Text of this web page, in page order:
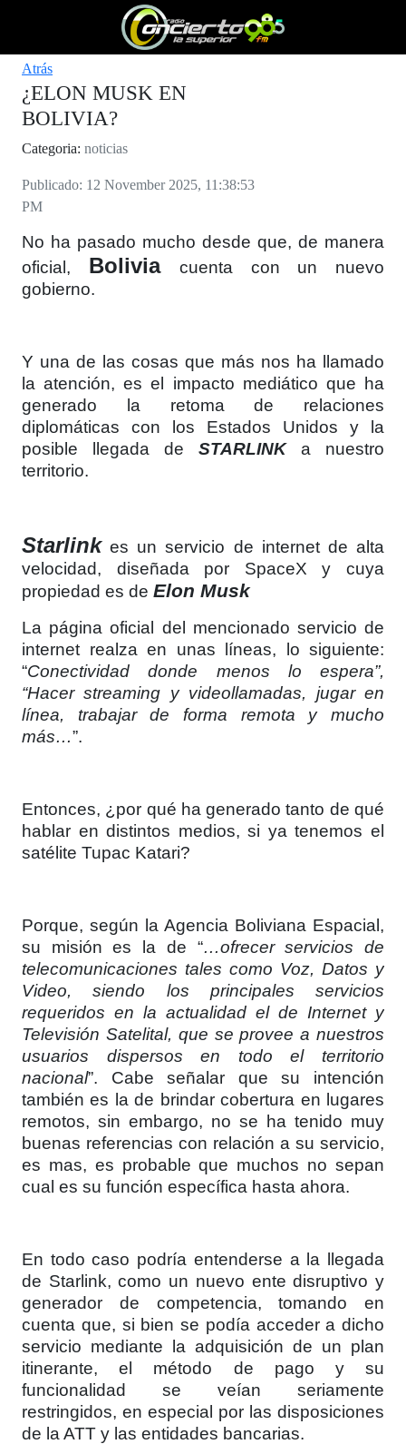
Atrás
¿ELON MUSK EN
BOLIVIA?
Categoria: noticias
Publicado: 12 November 2025, 11:38:53
PM
No ha pasado mucho desde que, de manera
oficial, Bolivia
cuenta con un nuevo
gobierno.
Y una de las cosas que más nos ha llamado
la atención, es el impacto mediático que ha
generado la retoma de relaciones
diplomáticas con los Estados Unidos y la
posible llegada de STARLINKa nuestro
territorio.
Starlinkes un servicio de internet de alta
velocidad, diseñada por SpaceX y cuya
propiedad es de Elon Musk
La página oficial del mencionado servicio de
internet realza en unas líneas, lo siguiente:
“Conectividad donde menos lo espera”,
“Hacer streaming y videollamadas, jugar en
línea, trabajar de forma remota y mucho
más…”.
Entonces, ¿por qué ha generado tanto de qué
hablar en distintos medios, si ya tenemos el
satélite Tupac Katari?
Porque, según la Agencia Boliviana Espacial,
su misión es la de “…ofrecer servicios de
telecomunicaciones tales como Voz, Datos y
Video, siendo los principales servicios
requeridos en la actualidad el de Internet y
Televisión Satelital, que se provee a nuestros
usuarios dispersos en todo el territorio
nacional”. Cabe señalar que su intención
también es la de brindar cobertura en lugares
remotos, sin embargo, no se ha tenido muy
buenas referencias con relación a su servicio,
es mas, es probable que muchos no sepan
cual es su función específica hasta ahora.
En todo caso podría entenderse a la llegada
de Starlink, como un nuevo ente disruptivo y
generador de competencia, tomando en
cuenta que, si bien se podía acceder a dicho
servicio mediante la adquisición de un plan
itinerante, el método de pago y su
funcionalidad se veían seriamente
restringidos, en especial por las disposiciones
de la ATT y las entidades bancarias.